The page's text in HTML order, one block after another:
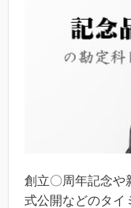
創立〇周年記念や
式公開などのタイ